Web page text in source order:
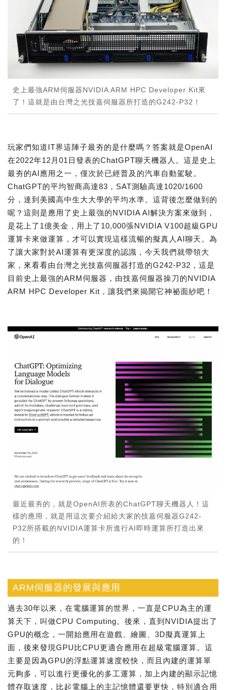
史上最強ARM伺服器NVIDIA ARM HPC Developer Kit來
了！這就是由台灣之光技嘉伺服器所打造的G242-P32！
玩家們知道IT界這陣子最夯的是什麼嗎？答案就是OpenAI
在2022年12月01日發表的ChatGPT聊天機器人。這是史上
最夯的AI應用之一，僅次於已經普及的汽車自動駕駛。
ChatGPT的平均智商高達83，SAT測驗高達1020/1600
分，達到美國高中生大大學的平均水準。這背後怎麼做到的
呢？這則是應用了史上最強的NVIDIA AI解決方案來做到，
是花上了1億美金，用上了10,000張NVIDIA V100超級GPU
運算卡來做運算，才可以實現這樣流暢的擬真人AI聊天。為
了讓大家對於AI運算有更深度的認識，今天我們就帶領大
家，來看看由台灣之光技嘉伺服器打造的G242-P32，這是
目前史上最強的ARM伺服器，由技嘉伺服器操刀的NVIDIA
ARM HPC Developer Kit，讓我們來揭開它神祕面紗吧！
最近最夯的，就是OpenAI所表的ChatGPT聊天機器人！這
樣的應用，就是用這次要介紹給大家的技嘉伺服器G242-
P32所搭載的NVIDIA運算卡所進行AI即時運算所打造出來
的！
ARM伺服器的發展與應用
過去30年以來，在電腦運算的世界，一直是CPU為主的運
算天下，叫做CPU Computing。後來，直到NVIDIA提出了
GPU的概念，一開始應用在遊戲、繪圖、3D擬真運算上
面，後來發現GPU比CPU更適合應用在超級電腦運算。這
主要是因為GPU的浮點運算速度較快，而且內建的運算單
元夠多，可以進行更優化的多工運算，加上內建的顯示記憶
體存取速度，比起電腦上的主記憶體還要更快，特別適合用